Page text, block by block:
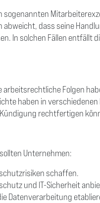
sogenannten
dass seine
In solchen Fällen entfällt
Folgen
haben in
rechtfertigen
Unternehmen:
schaffen.
und IT-Sicherheit
Datenverarbeitung